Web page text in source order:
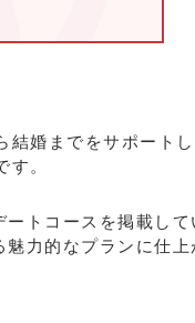
結婚までをサポート
。
トコースを掲載して
力的なプランに仕